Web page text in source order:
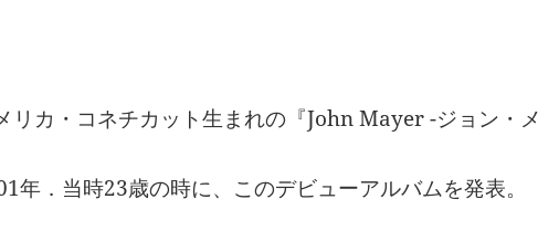
リカ・コネチカット生まれの『John Mayer -ジョン・メ
年．当時23歳の時に、このデビューアルバムを発表。